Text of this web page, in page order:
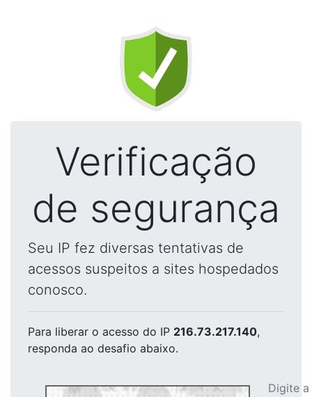
Verificação
de segurança
Seu IP fez diversas tentativas de
acessos suspeitos a sites hospedados
conosco.
Para liberar o acesso do IP 216.73.217.140,
responda ao desafio abaixo.
Digite